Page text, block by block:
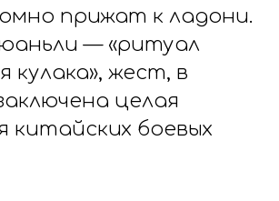
прижат к ладони.
— «ритуал
кулака», жест, в
целая
китайских боевых